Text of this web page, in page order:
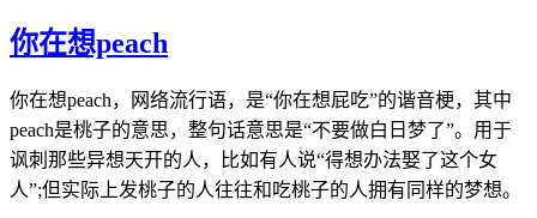
你在想peach
你在想peach，网络流行语，是“你在想屁吃”的谐音梗，其中
peach是桃子的意思，整句话意思是“不要做白日梦了”。用于
讽刺那些异想天开的人，比如有人说“得想办法娶了这个女
人”;但实际上发桃子的人往往和吃桃子的人拥有同样的梦想。